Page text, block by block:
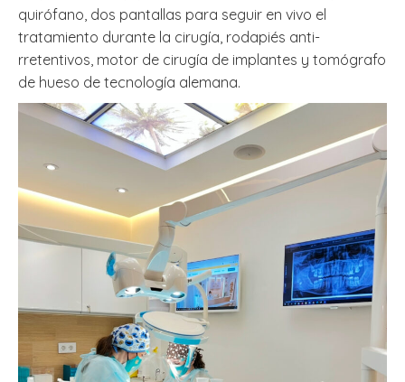
quirófano, dos pantallas para seguir en vivo el
tratamiento durante la cirugía, rodapiés anti-
rretentivos, motor de cirugía de implantes y tomógrafo
de hueso de tecnología alemana.